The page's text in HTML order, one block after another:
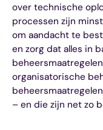
over technische
processen zijn
om aandacht te
en zorg dat alles in
organisatorische
– en die zijn net zo